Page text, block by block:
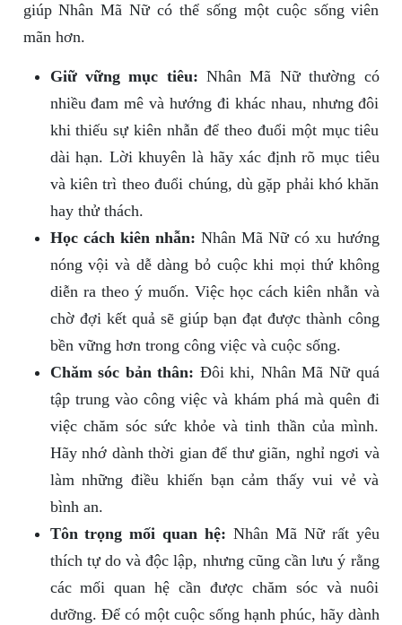
giúp Nhân Mã Nữ có thể sống một cuộc sống viên
mãn hơn.
Giữ vững mục tiêu: Nhân Mã Nữ thường có
nhiều đam mê và hướng đi khác nhau, nhưng đôi
khi thiếu sự kiên nhẫn để theo đuổi một mục tiêu
dài hạn. Lời khuyên là hãy xác định rõ mục tiêu
và kiên trì theo đuổi chúng, dù gặp phải khó khăn
hay thử thách.
Học cách kiên nhẫn: Nhân Mã Nữ có xu hướng
nóng vội và dễ dàng bỏ cuộc khi mọi thứ không
diễn ra theo ý muốn. Việc học cách kiên nhẫn và
chờ đợi kết quả sẽ giúp bạn đạt được thành công
bền vững hơn trong công việc và cuộc sống.
Chăm sóc bản thân: Đôi khi, Nhân Mã Nữ quá
tập trung vào công việc và khám phá mà quên đi
việc chăm sóc sức khỏe và tinh thần của mình.
Hãy nhớ dành thời gian để thư giãn, nghỉ ngơi và
làm những điều khiến bạn cảm thấy vui vẻ và
bình an.
Tôn trọng mối quan hệ: Nhân Mã Nữ rất yêu
thích tự do và độc lập, nhưng cũng cần lưu ý rằng
các mối quan hệ cần được chăm sóc và nuôi
dưỡng. Để có một cuộc sống hạnh phúc, hãy dành